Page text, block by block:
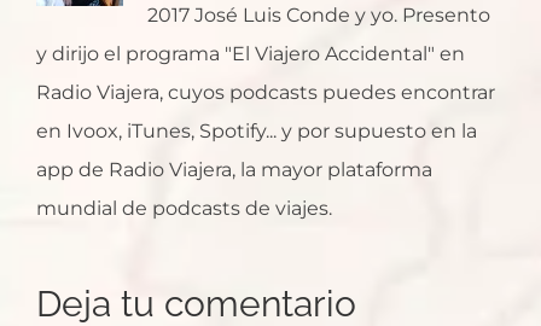
2017 José Luis Conde y yo. Presento
y dirijo el programa "El Viajero Accidental" en
Radio Viajera, cuyos podcasts puedes encontrar
en Ivoox, iTunes, Spotify... y por supuesto en la
app de Radio Viajera, la mayor plataforma
mundial de podcasts de viajes.
Deja tu comentario